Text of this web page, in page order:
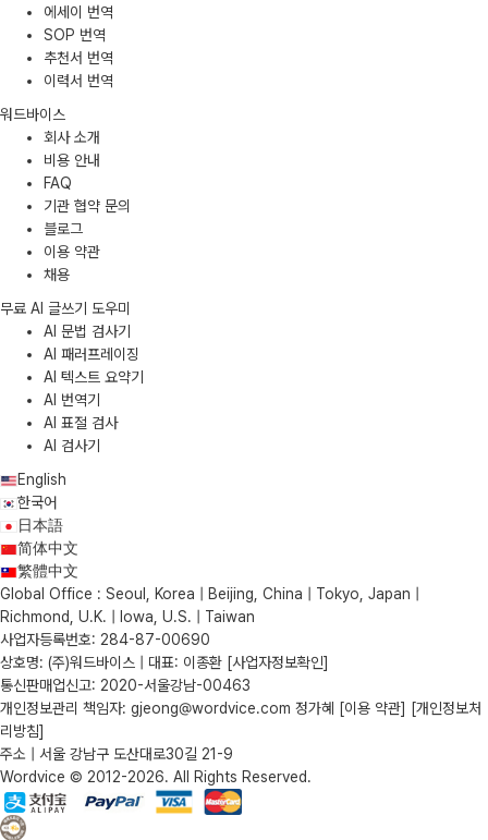
에세이 번역
SOP 번역
추천서 번역
이력서 번역
워드바이스
회사 소개
비용 안내
FAQ
기관 협약 문의
블로그
이용 약관
채용
무료 AI 글쓰기 도우미
AI 문법 검사기
AI 패러프레이징
AI 텍스트 요약기
AI 번역기
AI 표절 검사
AI 검사기
English
한국어
日本語
简体中文
繁體中文
Global Office : Seoul, Korea | Beijing, China | Tokyo, Japan |
Richmond, U.K. | Iowa, U.S. | Taiwan
사업자등록번호: 284-87-00690
상호명: (주)워드바이스 | 대표: 이종환 [사업자정보확인]
통신판매업신고: 2020-서울강남-00463
개인정보관리 책임자: gjeong@wordvice.com 정가혜
[이용 약관]
[개인정보처
리방침]
주소 | 서울 강남구 도산대로30길 21-9
Wordvice © 2012-2026. All Rights Reserved.